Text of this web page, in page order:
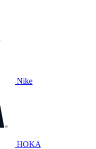
Nike
HOKA